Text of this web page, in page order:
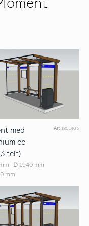
med
cc
felt)
Art.1801403
D 1940 mm
mm